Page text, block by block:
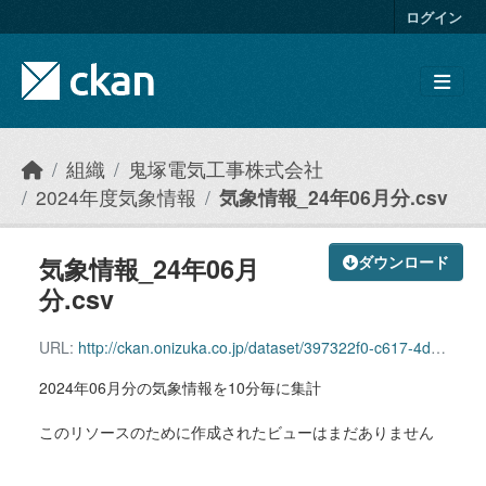
ログイン
組織
鬼塚電気工事株式会社
2024年度気象情報
気象情報_24年06月分.csv
ダウンロード
気象情報_24年06月
分.csv
URL: http://ckan.onizuka.co.jp/dataset/397322f0-c617-4d95-b0fc-e5aa18dc3706/resource/f9f83a85-d8fa-4d81-b208-cd1b91987462/download/weather_2406.csv
2024年06月分の気象情報を10分毎に集計
このリソースのために作成されたビューはまだありません